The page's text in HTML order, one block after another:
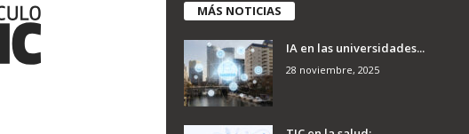
MÁS NOTICIAS
IA en las universidades...
28 noviembre, 2025